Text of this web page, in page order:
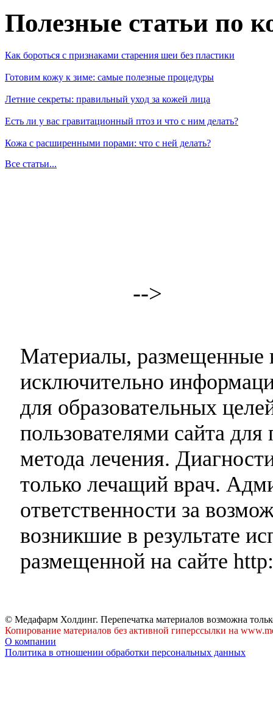
Полезные статьи по
Как бороться с признаками старения шеи без пластики
Готовим кожу к зиме: самые полезные процедуры
Летние секреты: правильный уход за кожей лица
Есть ли у вас гравитационный птоз и что с ним делать?
Кожа с расширенными порами: что с ней делать?
Все статьи...
-->
Материалы, размещенные
исключительно
для образовательных
пользователями сайта
метода лечения.
только лечащий врач.
ответственности за
возникшие в результате
размещенной на сайте
© Медафарм Холдинг. Перепечатка материалов возможна
Копирование материалов без активной гиперссылки на
О компании
Политика в отношении обработки персональных данных